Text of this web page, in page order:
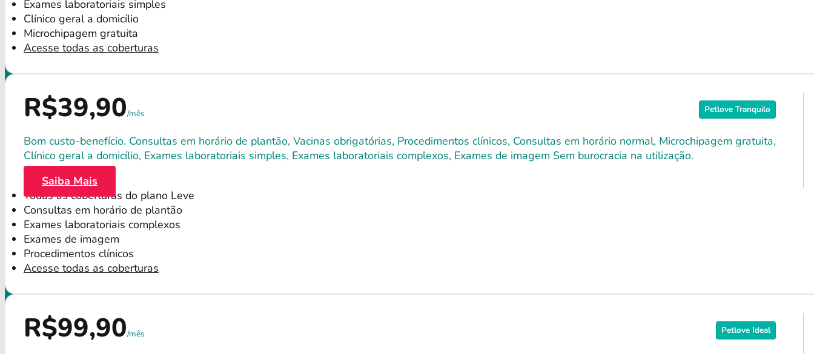
Exames laboratoriais simples
Clínico geral a domicílio
Microchipagem gratuita
Acesse todas as coberturas
Petlove Tranquilo
R$39,90/mês
Bom custo-benefício. Consultas em horário de plantão, Vacinas obrigatórias, Procedimentos clínicos, Consultas em horário normal, Microchipagem gratuita,
Clínico geral a domicílio, Exames laboratoriais simples, Exames laboratoriais complexos, Exames de imagem Sem burocracia na utilização.
Saiba Mais
Todas as coberturas do plano Leve
Consultas em horário de plantão
Exames laboratoriais complexos
Exames de imagem
Procedimentos clínicos
Acesse todas as coberturas
Petlove Ideal
R$99,90/mês